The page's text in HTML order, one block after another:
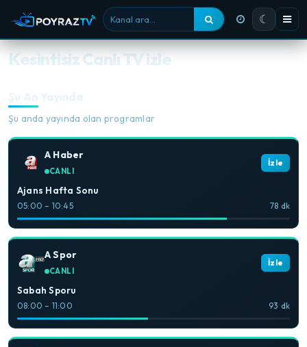
Kanal ara ☾
Kesintisiz Canlı TV izle
Şu An Yayında
Şu anda yayında olan programlar
A Haber
CANLI
İzle
Ajans Hafta Sonu
05:00 – 10:45 78 dk
A Spor
CANLI
İzle
Sabah Sporu
08:00 – 11:00 93 dk